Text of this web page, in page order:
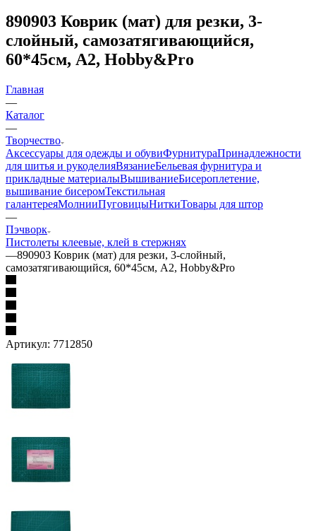
890903 Коврик (мат) для резки, 3-
слойный, самозатягивающийся,
60*45см, А2, Hobby&Pro
Главная
—
Каталог
—
Творчество
Аксессуары для одежды и обувиФурнитураПринадлежности
для шитья и рукоделияВязаниеБельевая фурнитура и
прикладные материалыВышиваниеБисероплетение,
вышивание бисеромТекстильная
галантереяМолнииПуговицыНиткиТовары для штор
—
Пэчворк
Пистолеты клеевые, клей в стержнях
—890903 Коврик (мат) для резки, 3-слойный,
самозатягивающийся, 60*45см, А2, Hobby&Pro
Артикул: 7712850